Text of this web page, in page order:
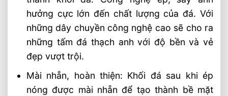
Thạch Anh Calm Ocean
Vẻ Đẹp Cổ Điển Trong Thiết Kế Hiện Đại
Với Đá Thạch Anh Salt & Pepper AQ580
Mang Cả Sắc Thu Vào Nhà Bạn Với Đá
Thạch Anh Fall-Wildflowers
Mang Cả Trời Xuân Vào Gia Đình Với Đá
Thạch Anh Spring Blossom AQ540
hưởng cực lớn đến chất lượng của đá. Với
những dây chuyền công nghệ cao sẽ cho ra
những tấm đá thạch anh với độ bền và vẻ
đẹp vượt trội.
Mài nhẵn, hoàn thiện: Khối đá sau khi ép
nóng được mài nhẵn để tạo thành bề mặt